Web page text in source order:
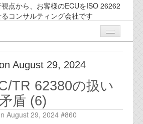
点から、お客様のECUをISO 26262
コンサルティング会社です
ルティング
August 29, 2024
TR 62380の扱い
盾 (6)
August 29, 2024 #860